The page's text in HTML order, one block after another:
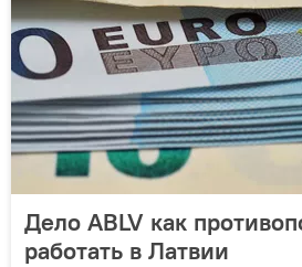
Дело ABLV как
работать в Латвии